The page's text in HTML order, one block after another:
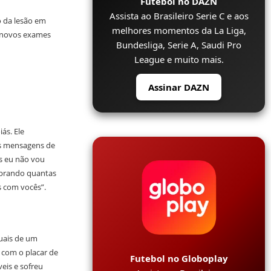
lesão em
exames
Ele
mensagens de
eu não vou
quantas
vocês”.
de um
o placar de
e sofreu
Assista ao Brasileiro Serie C e aos
melhores momentos da La Liga,
Bundesliga, Serie A, Saudi Pro
League e muito mais.
Assinar DAZN
Futebol no Globoplay